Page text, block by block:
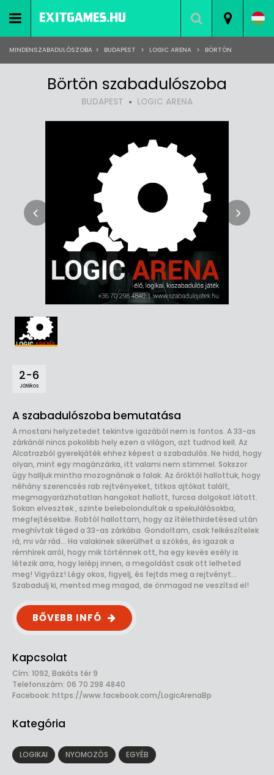
MINDENSZABADULÓSZOBA > BUDAPEST > LOGIC ARENA > BÖRTÖN
Börtön szabadulószoba
BUDAPEST LOGIC ARENA
2-6
Játékos
A szabadulószoba bemutatása
A mostani helyzetedet tekintve igazából nem is fontos. A 33-as
zárkánál nincs pokolibb hely ezen a világon, azt tudnod kell. Az
Alcatrazból gyerekjáték ehhez képest a szabadulás. Ne hidd, hogy
olyan, mint egy magánzárka, itt valami nem stimmel. Sokszor
úgy halljuk mintha mozognának a falak. Az őröktől hallottuk, hogy
néhány szerencsés rab rejtvényeket, titkos ajtókat talált,
megmagyarázhatatlan hangokat hallott, furcsa dolgokat látott.
Sokan elvesztek , szinte belebolondultak a spekulálásokba,
megfejtésekbe. Robtól hallottam, hogy az ítélethirdetésed után
meghívtak téged a 33-as zárkába. Gondoltam, csak felkészítelek
rá, mi vár rád… Ha valakinek sikerülhet a szökés, és igazak a
rémhírek arról, hogy mik történnek ott, ha egy kevés esély is
létezik arra, hogy lelépj innen, a megoldást csak ott lelheted
meg! Vigyázz! Légy okos, figyelj, és fejtds meg a rejtvényt…
Szabadulj ki, mentsd meg magad, de önmagad ne veszítsd el!
BŐVEBB INFÓ
Kapcsolat
Cím: 1092, Bakáts tér 9
Telefonszám: 06 70 298 4840
Facebook: https://www.facebook.com/LogicArenaBp
Kategória
LOGIKAI NYOMOZÓS EGYÉB